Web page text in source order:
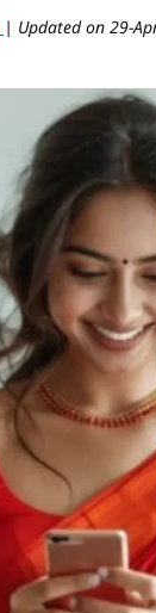
| Updated on 29-